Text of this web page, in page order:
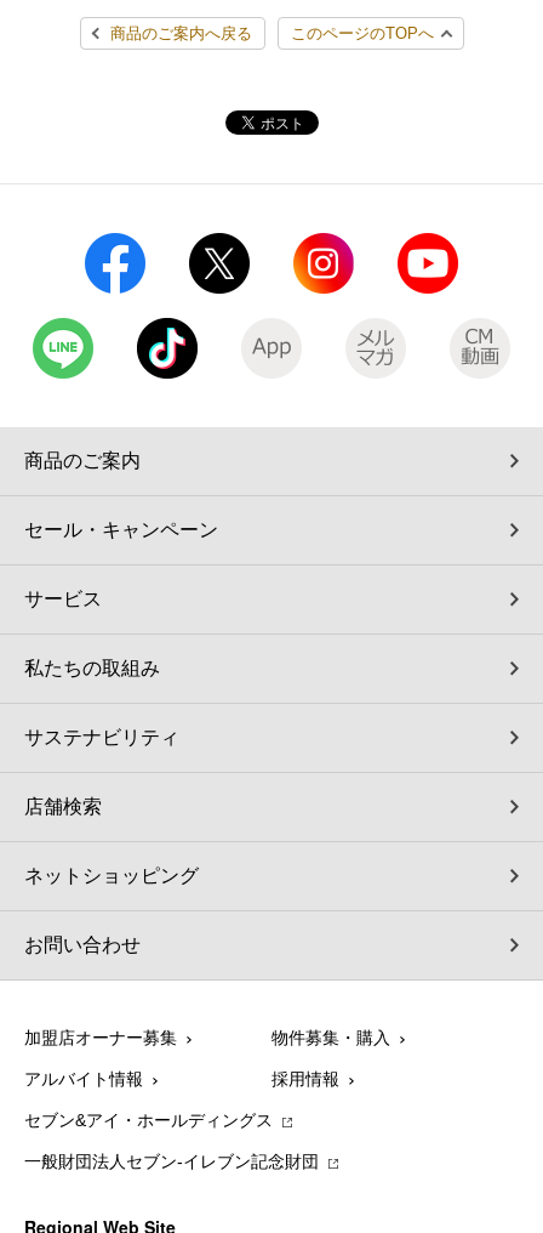
商品のご案内へ戻る このページのTOPへ
商品のご案内
セール・キャンペーン
サービス
私たちの取組み
サステナビリティ
店舗検索
ネットショッピング
お問い合わせ
加盟店オーナー募集 物件募集・購入
アルバイト情報 採用情報
セブン&アイ・ホールディングス
一般財団法人セブン-イレブン記念財団
Regional Web Site